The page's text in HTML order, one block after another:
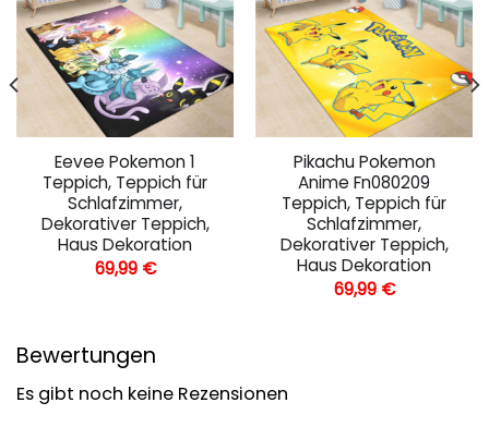
Eevee Pokemon 1
Teppich, Teppich für
Schlafzimmer,
Dekorativer Teppich,
Haus Dekoration
69,99 €
Pikachu Pokemon
Anime Fn080209
Teppich, Teppich für
Schlafzimmer,
Dekorativer Teppich,
Haus Dekoration
69,99 €
Bewertungen
Es gibt noch keine Rezensionen